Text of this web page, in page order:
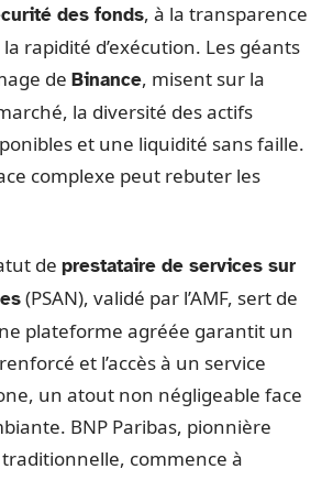
des fonds, à la transparence
rapidité d’exécution. Les géants
de Binance, misent sur la
la diversité des actifs
et une liquidité sans faille.
complexe peut rebuter les
de prestataire de services sur
(PSAN), validé par l’AMF, sert de
plateforme agréée garantit un
et l’accès à un service
un atout non négligeable face
BNP Paribas, pionnière
commence à